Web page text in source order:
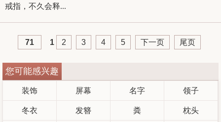
戒指，不久会释...
71 1 2 3 4 5 下一页 尾页
您可能感兴趣
装饰 屏幕 名字 领子
冬衣 发簪 粪 枕头